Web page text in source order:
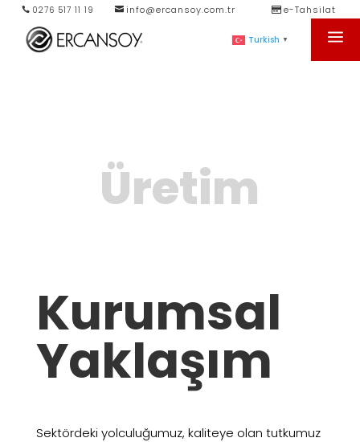
0276 517 11 19 info@ercansoy.com.tr e-Tahsilat
Turkish ▼ a
Üretim
Kurumsal
Yaklaşım
Sektördeki yolculuğumuz, kaliteye olan tutkumuz